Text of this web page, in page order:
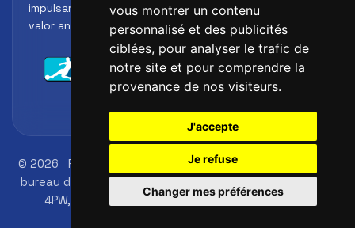
vous montrer un contenu
personnalisé et des publicités
ciblées, pour analyser le trafic de
notre site et pour comprendre la
provenance de nos visiteurs.
J'accepte
Je refuse
Changer mes préférences
impulsar el perfil profesional del alumno y reforzar su
valor ante clubes, academias y entidades deportivas.
© 2026 FutbolLab Spain Soccer Academy
bureau d'inscription: 145 - 147 St John St, London, EC1V
4PW, UK
Numéro d'identification: 09033026